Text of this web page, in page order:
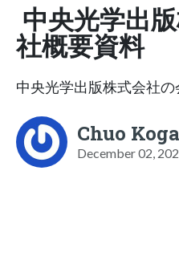
中央光学出
社概要資料
中央光学出版株式会社の
Chuo
December 02,